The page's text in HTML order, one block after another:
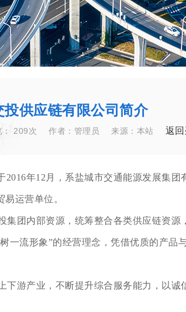
投供应链有限公司简介
209次 作者：管理员 来源：本站 返
年12月，系盐城市交通能源发展集
运营单位。
团内部资源，统筹整合各类供应链资
一流形象”的经营理念，凭借优质的产品
游产业，不断提升综合服务能力，以